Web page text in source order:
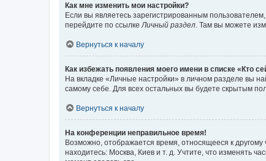
Как мне изменить мои настройки?
Если вы являетесь зарегистрированным
перейдите по ссылке Личный раздел . Там вы можете
Вернуться к началу
Как избежать появления моего имени в списке «Кто
На вкладке «Личные настройки» в личном разделе вы
самому себе. Для всех остальных вы будете скрытым
Вернуться к началу
На конференции неправильное время!
Возможно, отображается время, относящееся к другому
находитесь: Москва, Киев и т. д. Учтите, что изменять